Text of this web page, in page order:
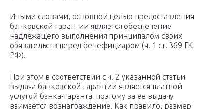
Иными словами, основной целью предоставления
банковской гарантии является обеспечение
надлежащего выполнения принципалом своих
обязательств перед бенефициаром (ч. 1 ст. 369 ГК
РФ).
При этом в соответствии с ч. 2 указанной статьи
выдача банковской гарантии является платной
услугой банка-гаранта, поэтому за ее выдачу
взимается вознаграждение. Как правило, размер